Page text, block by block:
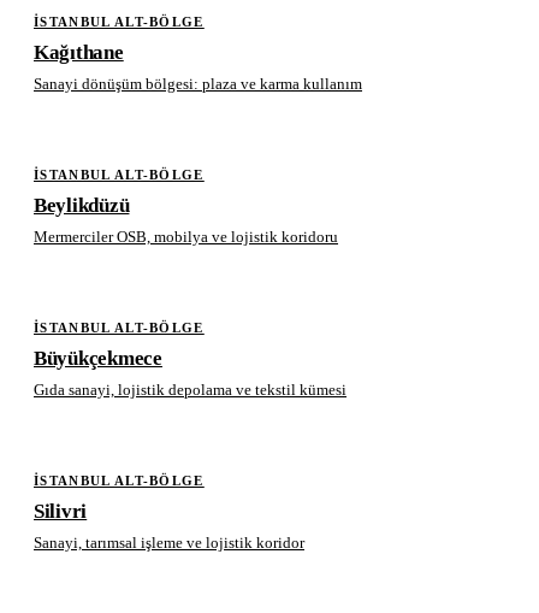
İSTANBUL ALT-BÖLGE
Kağıthane
Sanayi dönüşüm bölgesi: plaza ve karma kullanım
İSTANBUL ALT-BÖLGE
Beylikdüzü
Mermerciler OSB, mobilya ve lojistik koridoru
İSTANBUL ALT-BÖLGE
Büyükçekmece
Gıda sanayi, lojistik depolama ve tekstil kümesi
İSTANBUL ALT-BÖLGE
Silivri
Sanayi, tarımsal işleme ve lojistik koridor